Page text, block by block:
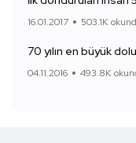
16.01.2017 503.1K
70 yılın en büyük
04.11.2016 493.8K